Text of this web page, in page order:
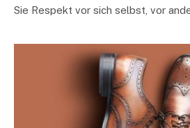
Sie Respekt vor sich selbst, vor